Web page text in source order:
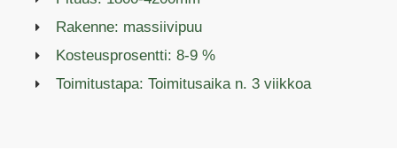
Rakenne: massiivipuu
Kosteusprosentti: 8-9 %
Toimitustapa: Toimitusaika n. 3 viikkoa